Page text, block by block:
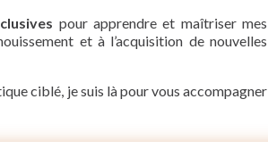
pour apprendre et maîtriser mes
et à l’acquisition de nouvelles
ciblé, je suis là pour vous accompagner